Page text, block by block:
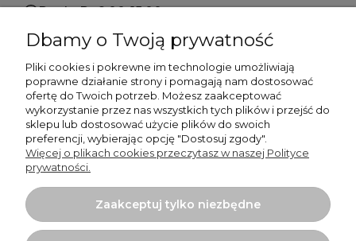
Pn do Pt 9:00-15:00
+48 519 462 010
kontakt@cudowianki.pl
Ważne sprawy
Dodatkowe informacje
Dbamy o Twoją prywatność
Pliki cookies i pokrewne im technologie umożliwiają
poprawne działanie strony i pomagają nam dostosować
ofertę do Twoich potrzeb. Możesz zaakceptować
wykorzystanie przez nas wszystkich tych plików i przejść do
sklepu lub dostosować użycie plików do swoich
preferencji, wybierając opcję "Dostosuj zgody".
Więcej o plikach cookies przeczytasz w naszej Polityce
prywatności.
Zaakceptuj tylko niezbędne